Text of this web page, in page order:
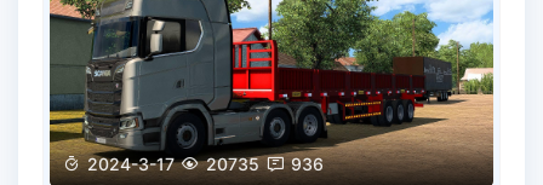
 2024-3-17  20735  936